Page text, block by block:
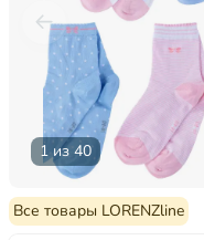
1 из 40
Все товары LORENZline